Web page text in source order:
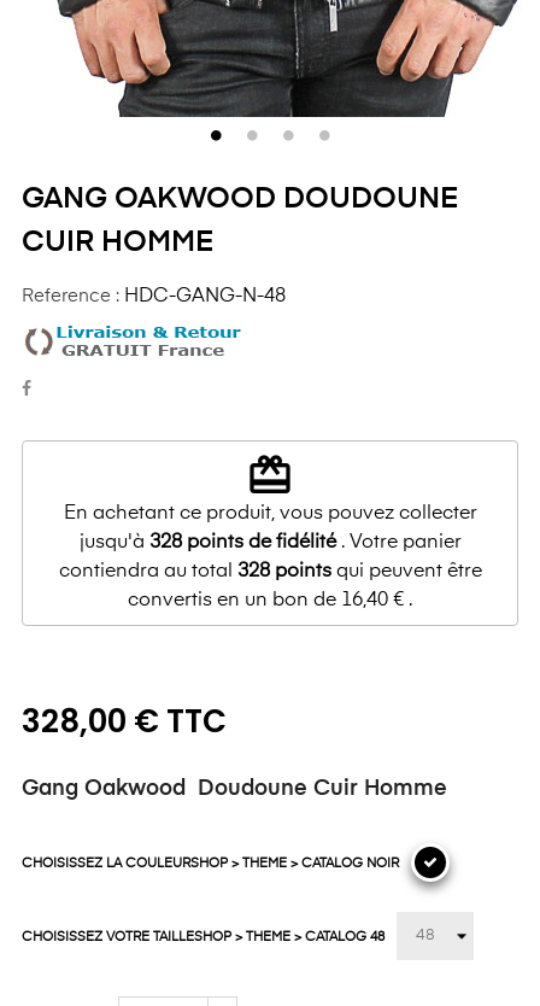
GANG OAKWOOD DOUDOUNE
CUIR HOMME
Reference : HDC-GANG-N-48
redeem
En achetant ce produit, vous pouvez collecter
jusqu'à 328points de fidélité. Votre panier
contiendra au total 328pointsqui peuvent être
convertis en un bon de 16,40 € .
328,00 € TTC
Gang Oakwood Doudoune Cuir Homme
CHOISISSEZ LA COULEURSHOP > THEME > CATALOG NOIR
CHOISISSEZ VOTRE TAILLESHOP > THEME > CATALOG 48